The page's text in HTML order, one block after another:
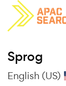
Sprog
English (US)